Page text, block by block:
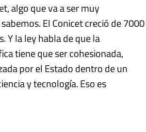
algo que va a ser muy
El Conicet creció de 7000
Y la ley habla de que la
tiene que ser cohesionada,
por el Estado dentro de un
y tecnología. Eso es